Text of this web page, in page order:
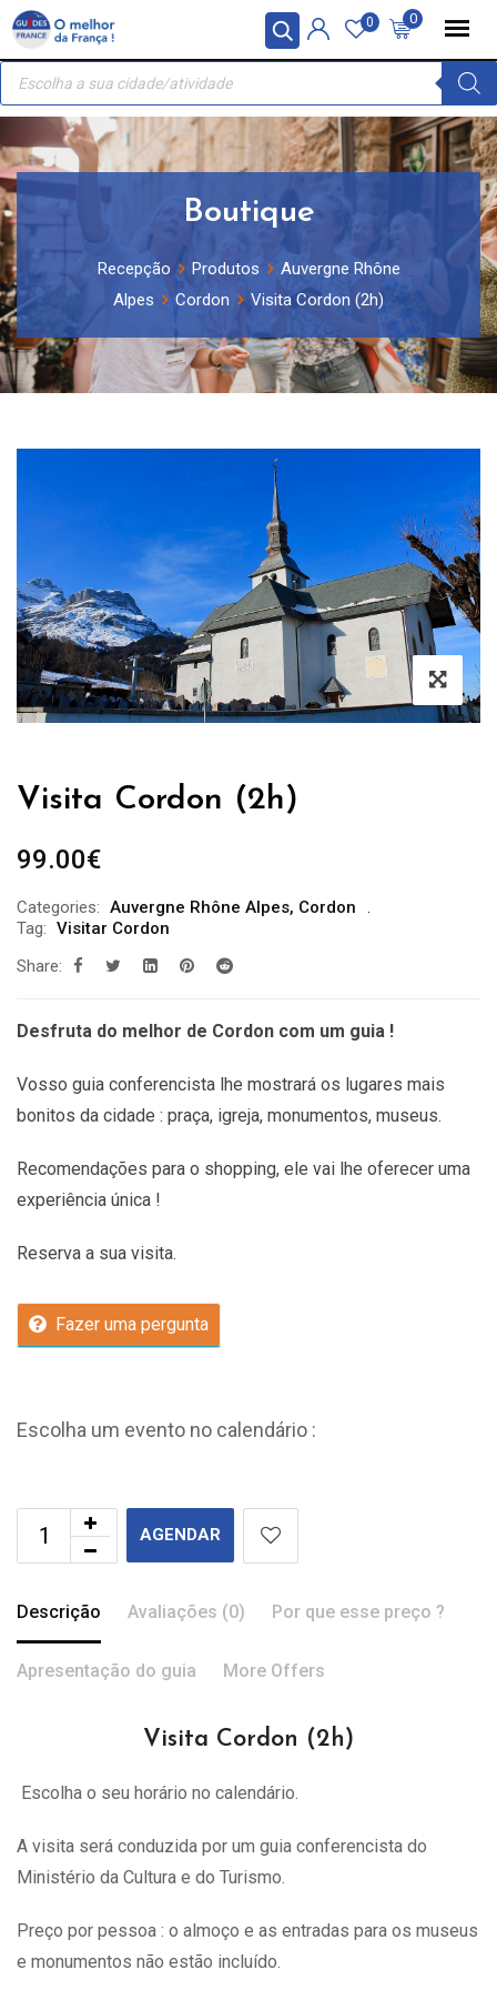
Painel de Gerenciamento de Cookies
Skip
content
0
0
Recherche
produits
Boutique
Recepção Produtos
Auvergne Rhône
Alpes
Cordon Visita Cordon (2h)
Visita Cordon (2h)
99.00€
Categories: Auvergne Rhône Alpes, Cordon
Tag: Visitar Cordon
Share:
Desfruta do melhor de Cordon com um guia !
Vosso guia conferencista lhe mostrará os lugares mais
bonitos da cidade : praça, igreja, monumentos, museus.
Recomendações para o shopping, ele vai lhe oferecer uma
experiência única !
Reserva a sua visita.
Fazer uma pergunta
Escolha um evento no calendário :
AGENDAR
Descrição Avaliações (0) Por que esse preço ?
Apresentação do guia More Offers
Visita Cordon (2h)
Escolha o seu horário no calendário.
A visita será conduzida por um guia conferencista do
Ministério da Cultura e do Turismo.
Preço por pessoa : o almoço e as entradas para os museus
e monumentos não estão incluído.